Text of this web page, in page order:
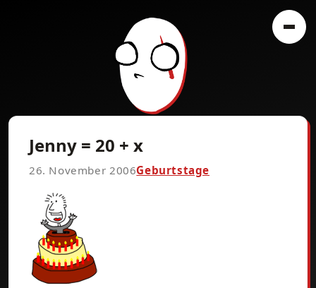
Jenny = 20 + x
26. November 2006Geburtstage